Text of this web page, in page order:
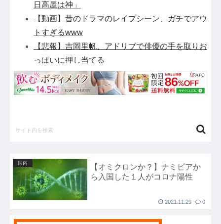
日高屋は神」
【動画】昔のドラマのレイプシーン、ガチでアウ
トすぎるwww
【悲報】吉岡里帆、アドリブで俳優の手を取りお
っぱいに押し当てる
「ソウルライクの恋愛ゲーム作りました！フリー
ゲームです」→女の子と会話して「弱攻撃」「強
【緊急】パチンコ屋のカードみたいなやつ拾った
ETCの事をイーティーシーってゆってる奴がい
たｗｗｗｗｗｗｗ他
『さわらないで小手指くん』最新16巻まですべ
て「50％ポイント還元」セール！5,280円分返っ
国内
【オミクロンか？】ナミビアか
ら入国した１人がコロナ陽性
2021.11.29 0